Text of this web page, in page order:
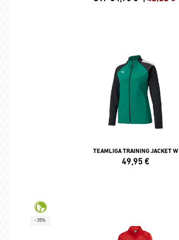
TEAMLIGA TRAINING JACKET W
49,95€
-35%